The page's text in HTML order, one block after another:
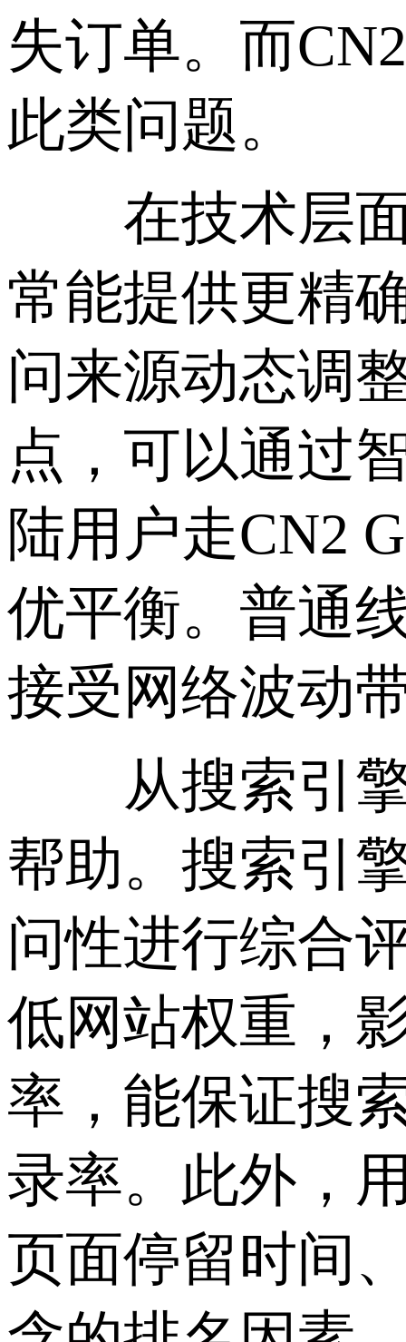
失订单。而
此类问题。
在技术层面
常能提供更精
问来源动态调
点，可以通过
陆用户走CN2
优平衡。普通
接受网络波动
从搜索引擎
帮助。搜索引
问性进行综合
低网站权重，
率，能保证搜
录率。此外，
页面停留时间